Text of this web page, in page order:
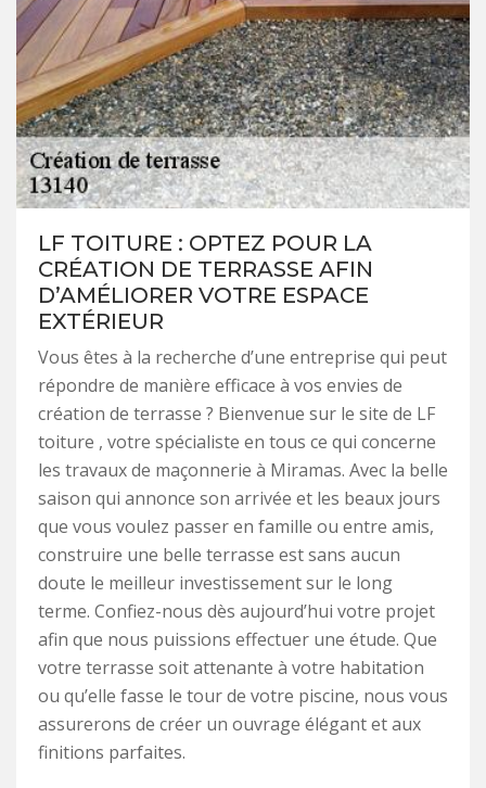
LF TOITURE : OPTEZ POUR LA
CRÉATION DE TERRASSE AFIN
D’AMÉLIORER VOTRE ESPACE
EXTÉRIEUR
Vous êtes à la recherche d’une entreprise qui peut
répondre de manière efficace à vos envies de
création de terrasse ? Bienvenue sur le site de LF
toiture , votre spécialiste en tous ce qui concerne
les travaux de maçonnerie à Miramas. Avec la belle
saison qui annonce son arrivée et les beaux jours
que vous voulez passer en famille ou entre amis,
construire une belle terrasse est sans aucun
doute le meilleur investissement sur le long
terme. Confiez-nous dès aujourd’hui votre projet
afin que nous puissions effectuer une étude. Que
votre terrasse soit attenante à votre habitation
ou qu’elle fasse le tour de votre piscine, nous vous
assurerons de créer un ouvrage élégant et aux
finitions parfaites.